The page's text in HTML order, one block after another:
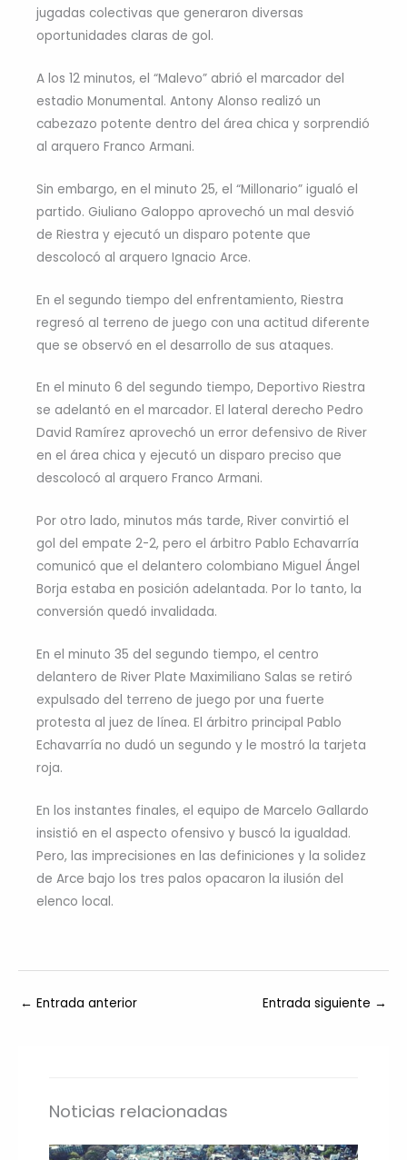
jugadas colectivas que generaron diversas
oportunidades claras de gol.
A los 12 minutos, el “Malevo” abrió el marcador del
estadio Monumental. Antony Alonso realizó un
cabezazo potente dentro del área chica y sorprendió
al arquero Franco Armani.
Sin embargo, en el minuto 25, el “Millonario” igualó el
partido. Giuliano Galoppo aprovechó un mal desvió
de Riestra y ejecutó un disparo potente que
descolocó al arquero Ignacio Arce.
En el segundo tiempo del enfrentamiento, Riestra
regresó al terreno de juego con una actitud diferente
que se observó en el desarrollo de sus ataques.
En el minuto 6 del segundo tiempo, Deportivo Riestra
se adelantó en el marcador. El lateral derecho Pedro
David Ramírez aprovechó un error defensivo de River
en el área chica y ejecutó un disparo preciso que
descolocó al arquero Franco Armani.
Por otro lado, minutos más tarde, River convirtió el
gol del empate 2-2, pero el árbitro Pablo Echavarría
comunicó que el delantero colombiano Miguel Ángel
Borja estaba en posición adelantada. Por lo tanto, la
conversión quedó invalidada.
En el minuto 35 del segundo tiempo, el centro
delantero de River Plate Maximiliano Salas se retiró
expulsado del terreno de juego por una fuerte
protesta al juez de línea. El árbitro principal Pablo
Echavarría no dudó un segundo y le mostró la tarjeta
roja.
En los instantes finales, el equipo de Marcelo Gallardo
insistió en el aspecto ofensivo y buscó la igualdad.
Pero, las imprecisiones en las definiciones y la solidez
de Arce bajo los tres palos opacaron la ilusión del
elenco local.
← Entrada anterior Entrada siguiente →
Noticias relacionadas